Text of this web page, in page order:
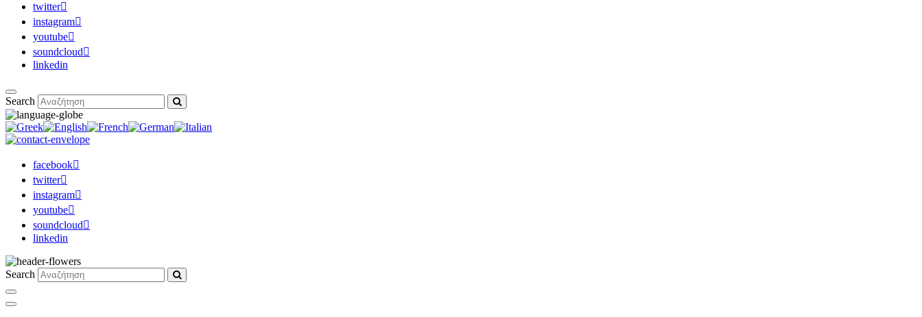
twitter
instagram
youtube
soundcloud
linkedin
Search
facebook
twitter
instagram
youtube
soundcloud
linkedin
Search